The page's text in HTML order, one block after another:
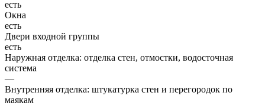
есть
Окна
есть
Двери входной группы
есть
Наружная отделка: отделка стен, отмостки, водосточная
система
—
Внутренняя отделка: штукатурка стен и перегородок по
маякам